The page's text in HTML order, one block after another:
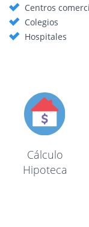
Centros
Colegios
Hospitales
Cálculo
Hipoteca